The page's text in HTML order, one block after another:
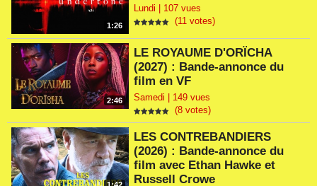
1:26
Lundi | 107 vues
(11 votes)
2:46
LE ROYAUME D'ORÏCHA
(2027) : Bande-annonce du
film en VF
Samedi | 149 vues
(8 votes)
LES CONTREBANDIERS
(2026) : Bande-annonce du
film avec Ethan Hawke et
Russell Crowe